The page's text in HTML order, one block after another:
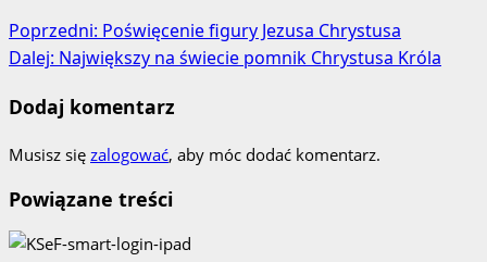
Zobacz
wpisy
Poprzedni: Poświęcenie figury Jezusa Chrystusa
Dalej: Największy na świecie pomnik Chrystusa Króla
Dodaj komentarz
Musisz się zalogować, aby móc dodać komentarz.
Powiązane treści